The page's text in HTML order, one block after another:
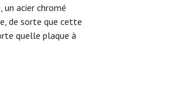
acier chromé
de sorte que cette
quelle plaque à